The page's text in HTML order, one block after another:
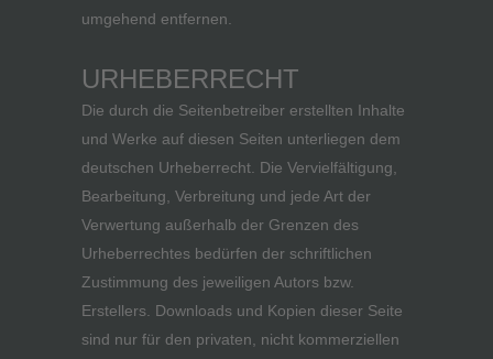
umgehend entfernen.
URHEBERRECHT
Die durch die Seitenbetreiber erstellten Inhalte
und Werke auf diesen Seiten unterliegen dem
deutschen Urheberrecht. Die Vervielfältigung,
Bearbeitung, Verbreitung und jede Art der
Verwertung außerhalb der Grenzen des
Urheberrechtes bedürfen der schriftlichen
Zustimmung des jeweiligen Autors bzw.
Erstellers. Downloads und Kopien dieser Seite
sind nur für den privaten, nicht kommerziellen